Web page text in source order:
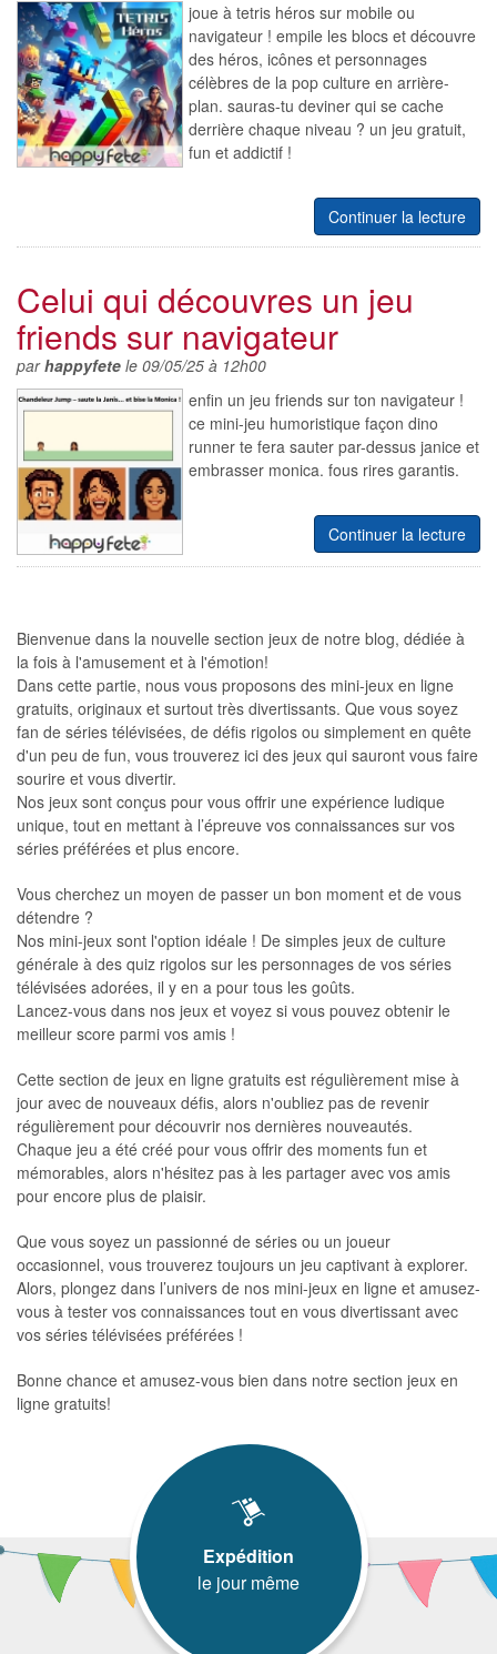
joue à tetris héros sur mobile ou
navigateur ! empile les blocs et découvre
des héros, icônes et personnages
célèbres de la pop culture en arrière-
plan. sauras-tu deviner qui se cache
derrière chaque niveau ? un jeu gratuit,
fun et addictif !
Continuer la lecture
Celui qui découvres un jeu
friends sur navigateur
parhappyfete le 09/05/25 à 12h00
enfin un jeu friends sur ton navigateur !
ce mini-jeu humoristique façon dino
runner te fera sauter par-dessus janice et
embrasser monica. fous rires garantis.
Continuer la lecture
Bienvenue dans la nouvelle section jeux de notre blog, dédiée à
la fois à l'amusement et à l'émotion!
Dans cette partie, nous vous proposons des mini-jeux en ligne
gratuits, originaux et surtout très divertissants. Que vous soyez
fan de séries télévisées, de défis rigolos ou simplement en quête
d'un peu de fun, vous trouverez ici des jeux qui sauront vous faire
sourire et vous divertir.
Nos jeux sont conçus pour vous offrir une expérience ludique
unique, tout en mettant à l’épreuve vos connaissances sur vos
séries préférées et plus encore.
Vous cherchez un moyen de passer un bon moment et de vous
détendre ?
Nos mini-jeux sont l'option idéale ! De simples jeux de culture
générale à des quiz rigolos sur les personnages de vos séries
télévisées adorées, il y en a pour tous les goûts.
Lancez-vous dans nos jeux et voyez si vous pouvez obtenir le
meilleur score parmi vos amis !
Cette section de jeux en ligne gratuits est régulièrement mise à
jour avec de nouveaux défis, alors n'oubliez pas de revenir
régulièrement pour découvrir nos dernières nouveautés.
Chaque jeu a été créé pour vous offrir des moments fun et
mémorables, alors n'hésitez pas à les partager avec vos amis
pour encore plus de plaisir.
Que vous soyez un passionné de séries ou un joueur
occasionnel, vous trouverez toujours un jeu captivant à explorer.
Alors, plongez dans l’univers de nos mini-jeux en ligne et amusez-
vous à tester vos connaissances tout en vous divertissant avec
vos séries télévisées préférées !
Bonne chance et amusez-vous bien dans notre section jeux en
ligne gratuits!
Expédition
le jour même